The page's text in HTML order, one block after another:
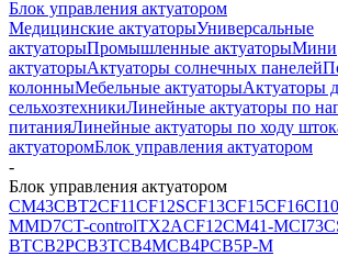
Блок управления актуатором
Медицинские актуаторыУниверсальные
актуаторыПромышленные актуаторыМини
актуаторыАктуаторы солнечных панелей
колонныМебельные актуаторыАктуаторы
сельхозтехникиЛинейные актуаторы по
питанияЛинейные актуаторы по ходу
актуаторомБлок управления актуатором
-
Блок управления актуатором
CM43CBT2CF11CF12SCF13CF15CF16CI10
MMD7CT-controlTX2ACF12CM41-MCI73
BTCB2PCB3TCB4MCB4PCB5P-M